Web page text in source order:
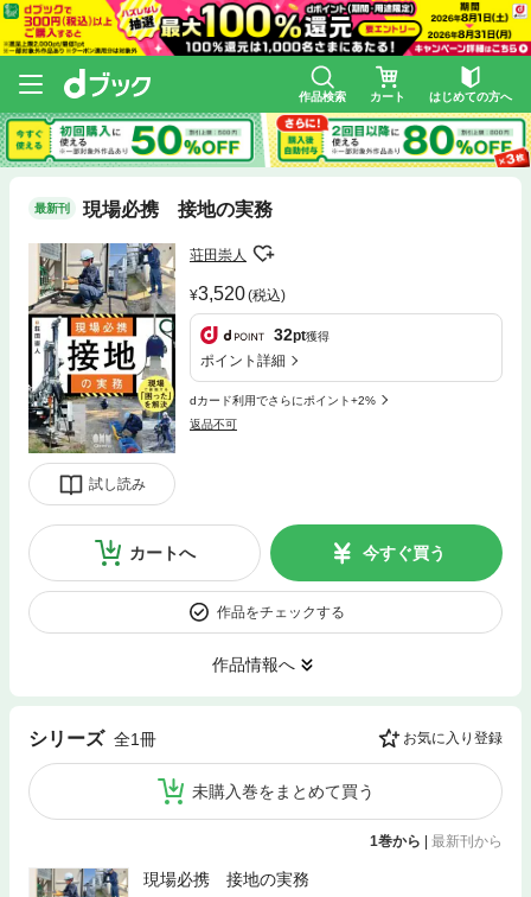
作品検索 カート はじめての方へ
最新刊 現場必携 接地の実務
試し読み
荘田崇人
3,520(税込)
32pt獲得
ポイント詳細
dカード利用でさらにポイント+2%
返品不可
カートへ 今すぐ買う
作品をチェックする
作品情報へ
シリーズ 全1冊 お気に入り登録
未購入巻をまとめて買う
1巻から | 最新刊から
現場必携 接地の実務